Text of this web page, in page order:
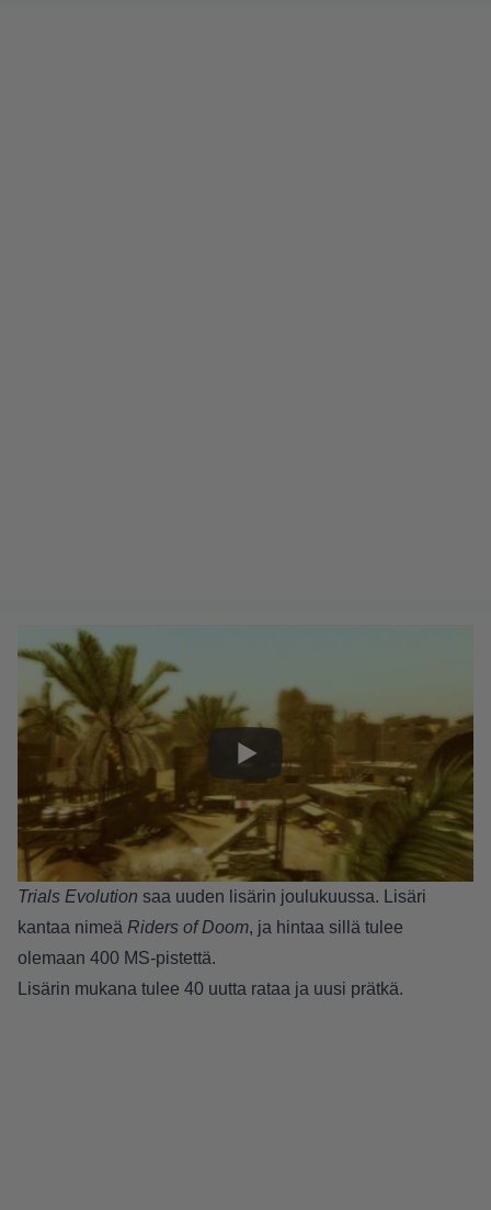
Trials Evolution saa uuden lisärin joulukuussa. Lisäri
kantaa nimeä Riders of Doom, ja hintaa sillä tulee
olemaan 400 MS-pistettä.
Lisärin mukana tulee 40 uutta rataa ja uusi prätkä.